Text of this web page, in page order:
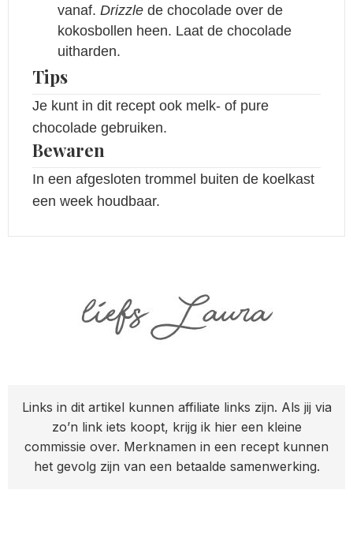
vanaf. Drizzle de chocolade over de
kokosbollen heen. Laat de chocolade
uitharden.
Tips
Je kunt in dit recept ook melk- of pure
chocolade gebruiken.
Bewaren
In een afgesloten trommel buiten de koelkast
een week houdbaar.
Links in dit artikel kunnen affiliate links zijn. Als jij via
zo’n link iets koopt, krijg ik hier een kleine
commissie over. Merknamen in een recept kunnen
het gevolg zijn van een betaalde samenwerking.